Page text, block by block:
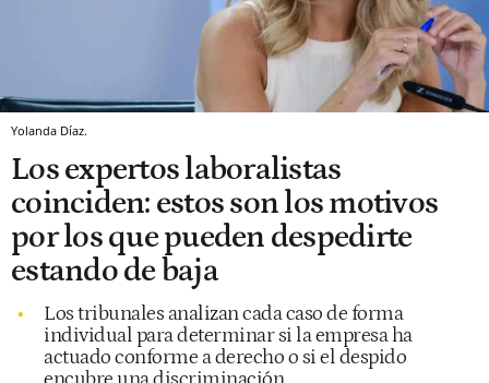
Yolanda Díaz.
Los expertos laboralistas
coinciden: estos son los motivos
por los que pueden despedirte
estando de baja
Los tribunales analizan cada caso de forma
individual para determinar si la empresa ha
actuado conforme a derecho o si el despido